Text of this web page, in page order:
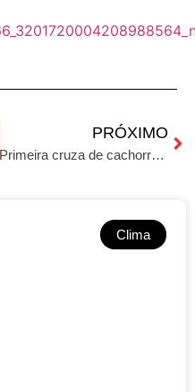
PRÓXIMO
Primeira cruza de cachorro e raposa é descoberta no Brasil
Clima